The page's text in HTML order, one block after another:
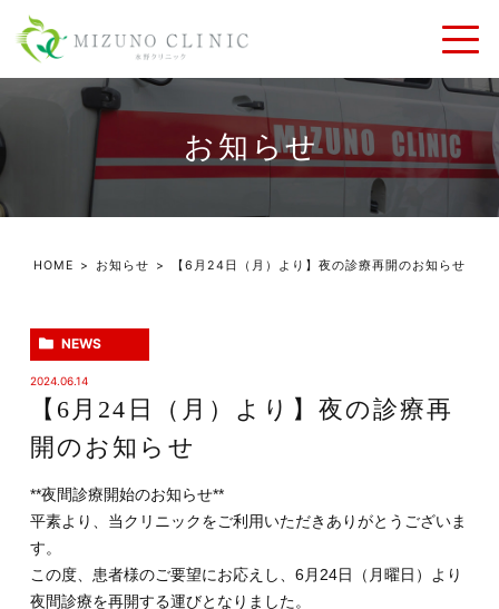
お知らせ
HOME お知らせ 【6月24日（月）より】夜の診療再開のお知らせ
NEWS
2024.06.14
【6月24日（月）より】夜の診療再
開のお知らせ
**夜間診療開始のお知らせ**
平素より、当クリニックをご利用いただきありがとうございま
す。
この度、患者様のご要望にお応えし、6月24日（月曜日）より
夜間診療を再開する運びとなりました。